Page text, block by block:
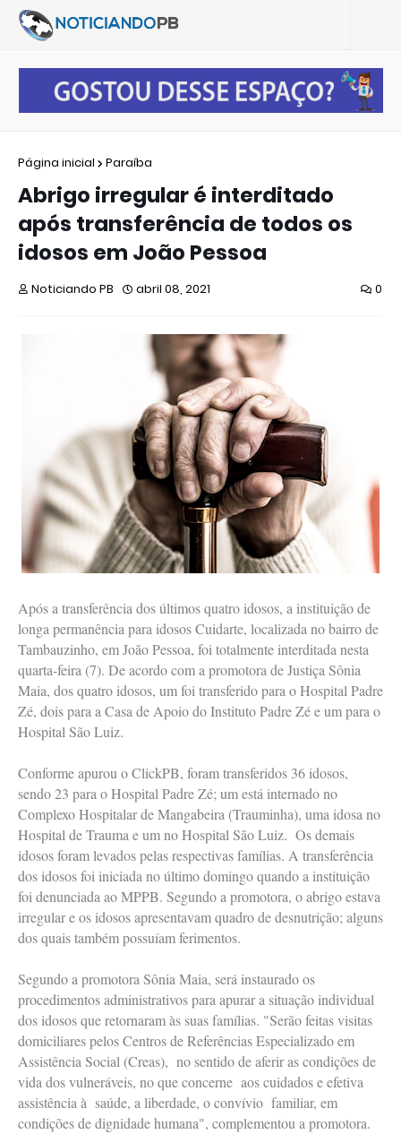
Página inicial Paraíba
Abrigo irregular é interditado
após transferência de todos os
idosos em João Pessoa
Noticiando PB abril 08, 2021 0
Após a transferência dos últimos quatro idosos, a instituição de
longa permanência para idosos Cuidarte, localizada no bairro de
Tambauzinho, em João Pessoa, foi totalmente interditada nesta
quarta-feira (7). De acordo com a promotora de Justiça Sônia
Maia, dos quatro idosos, um foi transferido para o Hospital Padre
Zé, dois para a Casa de Apoio do Instituto Padre Zé e um para o
Hospital São Luiz.
Conforme apurou o ClickPB, foram transferidos 36 idosos,
sendo 23 para o Hospital Padre Zé; um está internado no
Complexo Hospitalar de Mangabeira (Trauminha), uma idosa no
Hospital de Trauma e um no Hospital São Luiz. Os demais
idosos foram levados pelas respectivas famílias. A transferência
dos idosos foi iniciada no último domingo quando a instituição
foi denunciada ao MPPB. Segundo a promotora, o abrigo estava
irregular e os idosos apresentavam quadro de desnutrição; alguns
dos quais também possuíam ferimentos.
Segundo a promotora Sônia Maia, será instaurado os
procedimentos administrativos para apurar a situação individual
dos idosos que retornaram às suas famílias. "Serão feitas visitas
domiciliares pelos Centros de Referências Especializado em
Assistência Social (Creas), no sentido de aferir as condições de
vida dos vulneráveis, no que concerne aos cuidados e efetiva
assistência à saúde, a liberdade, o convívio familiar, em
condições de dignidade humana", complementou a promotora.